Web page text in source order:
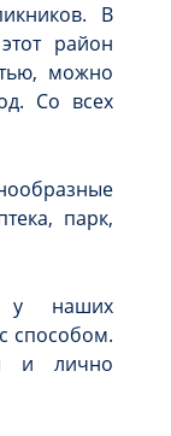
В
район
можно
Со всех
парк,
у наших
способом.
и лично